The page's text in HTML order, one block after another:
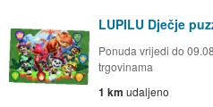
LUPILU Dječje
Ponuda vrijedi do
trgovinama
1 km udaljeno